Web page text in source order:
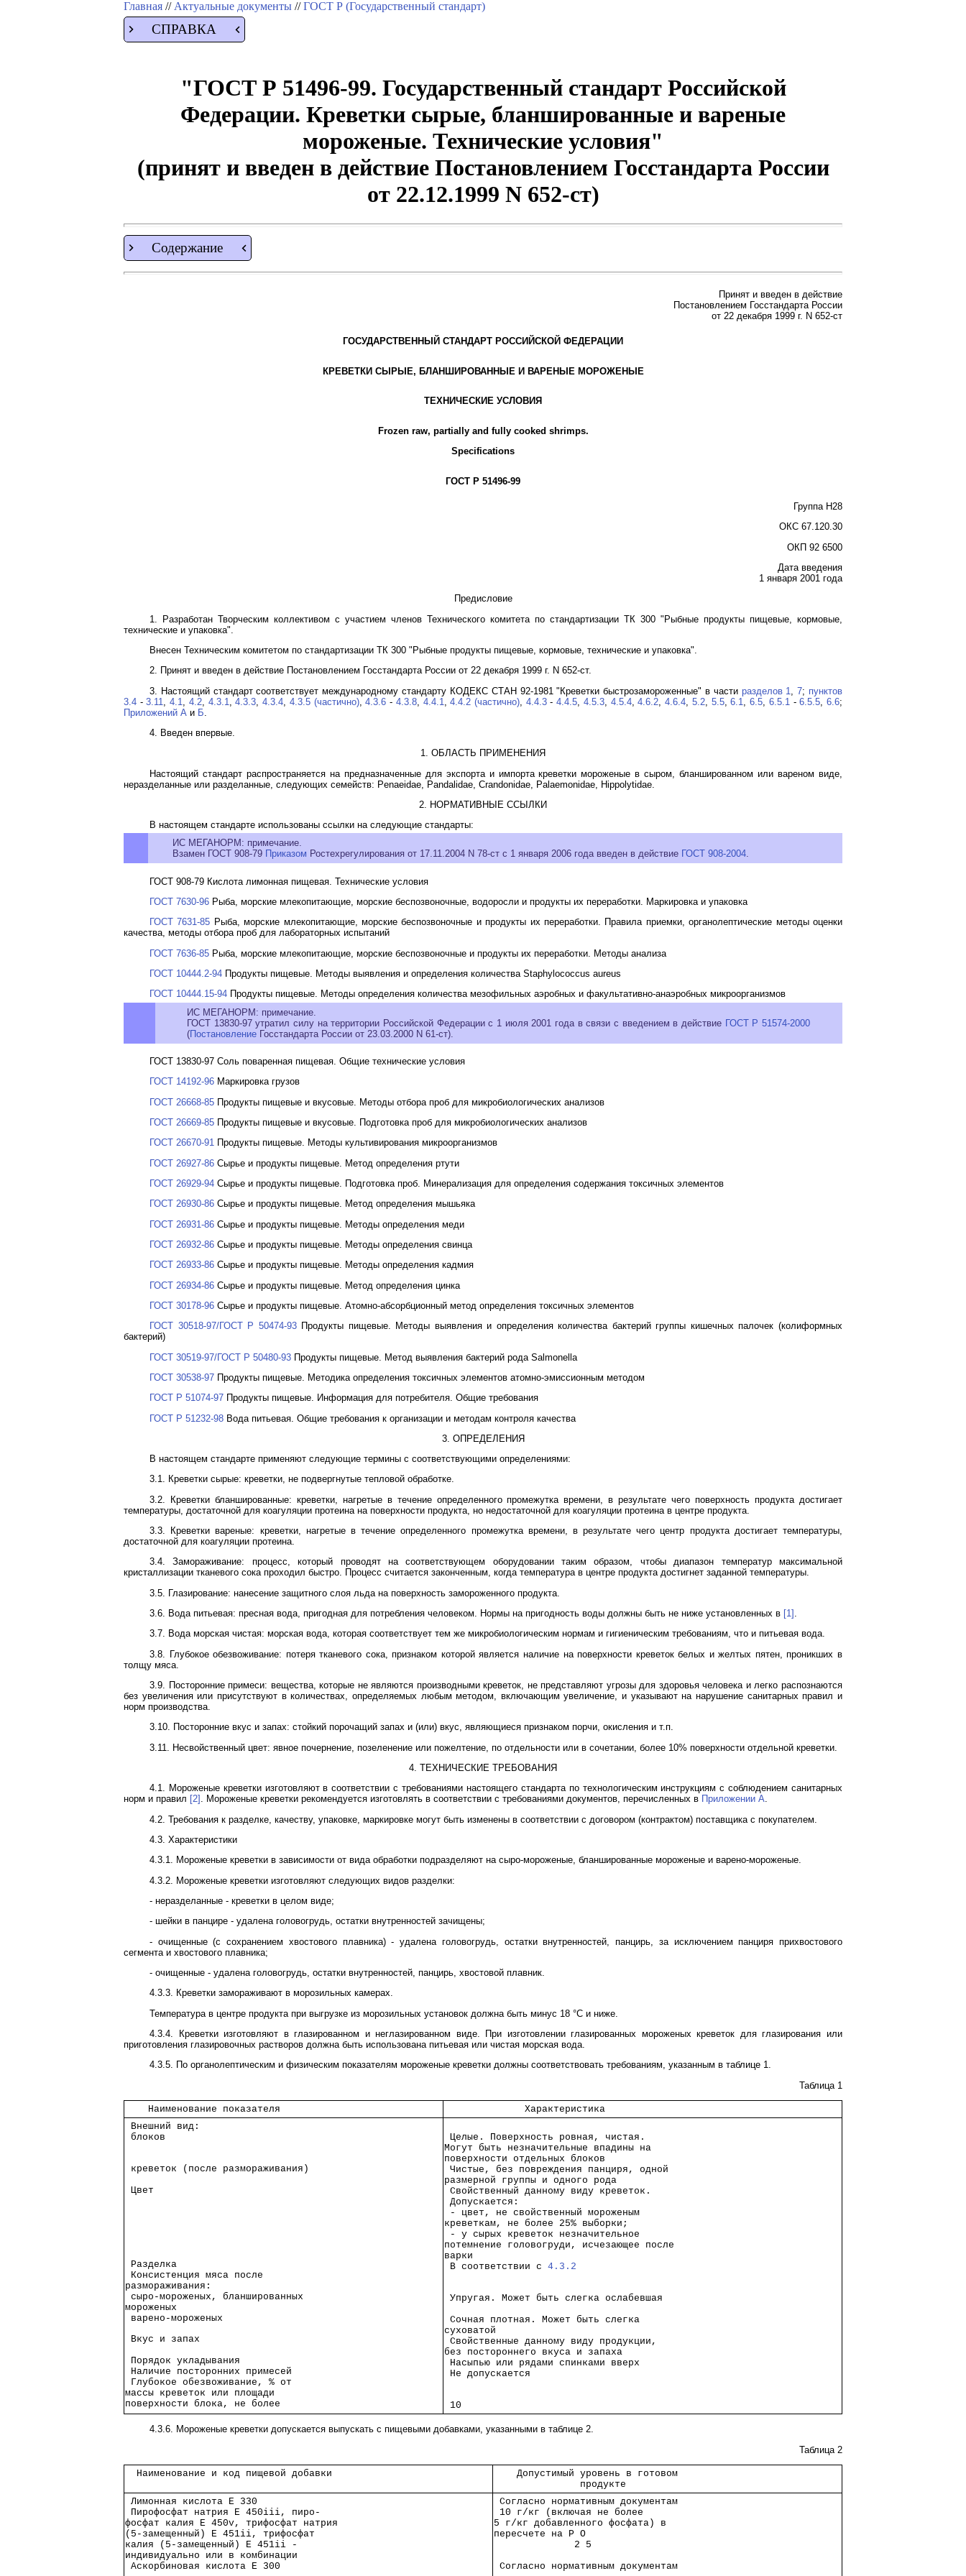
Главная // Актуальные документы //ГОСТ Р (Государственный стандарт)
СПРАВКА
"ГОСТ Р 51496-99. Государственный стандарт Российской
Федерации. Креветки сырые, бланшированные и вареные
мороженые. Технические условия"
(принят и введен в действие Постановлением Госстандарта России
от 22.12.1999 N 652-ст)
Содержание
Принят и введен в действие
Постановлением Госстандарта России
от 22 декабря 1999 г. N 652-ст
ГОСУДАРСТВЕННЫЙ СТАНДАРТ РОССИЙСКОЙ ФЕДЕРАЦИИ
КРЕВЕТКИ СЫРЫЕ, БЛАНШИРОВАННЫЕ И ВАРЕНЫЕ МОРОЖЕНЫЕ
ТЕХНИЧЕСКИЕ УСЛОВИЯ
Frozen raw, partially and fully cooked shrimps.
Specifications
ГОСТ Р 51496-99
Группа Н28
ОКС 67.120.30
ОКП 92 6500
Дата введения
1 января 2001 года
Предисловие
1. Разработан Творческим коллективом с участием членов Технического комитета по стандартизации ТК 300 "Рыбные продукты пищевые, кормовые,
технические и упаковка".
Внесен Техническим комитетом по стандартизации ТК 300 "Рыбные продукты пищевые, кормовые, технические и упаковка".
2. Принят и введен в действие Постановлением Госстандарта России от 22 декабря 1999 г. N 652-ст.
3. Настоящий стандарт соответствует международному стандарту КОДЕКС СТАН 92-1981 "Креветки быстрозамороженные" в части разделов 1 ,7; пунктов
3.4 -3.11 ,4.1 4.2, 4.3.1 ,4.3.3 ,4.3.4 4.3.5 (частично),4.3.6 - 4.3.8, 4.4.1 ,4.4.2 (частично) 4.4.3-4.4.5 4.5.3, 4.5.4,4.6.2 ,4.6.4 5.2, 5.5,6.1 ,6.5 6.5.1 -6.5.5 ,6.6;
Приложений А и Б
4. Введен впервые.
1. ОБЛАСТЬ ПРИМЕНЕНИЯ
Настоящий стандарт распространяется на предназначенные для экспорта и импорта креветки мороженые в сыром, бланшированном или вареном виде,
неразделанные или разделанные, следующих семейств: Penaeidae, Pandalidae, Crandonidae, Palaemonidae, Hippolytidae.
2. НОРМАТИВНЫЕ ССЫЛКИ
В настоящем стандарте использованы ссылки на следующие стандарты:
ИС МЕГАНОРМ: примечание.
Взамен ГОСТ 908-79 Приказом Ростехрегулирования от 17.11.2004 N 78-ст с 1 января 2006 года введен в действие ГОСТ 908-2004.
ГОСТ 908-79 Кислота лимонная пищевая. Технические условия
ГОСТ 7630-96 Рыба, морские млекопитающие, морские беспозвоночные, водоросли и продукты их переработки. Маркировка и упаковка
ГОСТ 7631-85 Рыба, морские млекопитающие, морские беспозвоночные и продукты их переработки. Правила приемки, органолептические методы оценки
качества, методы отбора проб для лабораторных испытаний
ГОСТ 7636-85 Рыба, морские млекопитающие, морские беспозвоночные и продукты их переработки. Методы анализа
ГОСТ 10444.2-94 Продукты пищевые. Методы выявления и определения количества Staphylococcus aureus
ГОСТ 10444.15-94 Продукты пищевые. Методы определения количества мезофильных аэробных и факультативно-анаэробных микроорганизмов
ИС МЕГАНОРМ: примечание.
ГОСТ 13830-97 утратил силу на территории Российской Федерации с 1 июля 2001 года в связи с введением в действие ГОСТ Р 51574-2000
(Постановление Госстандарта России от 23.03.2000 N 61-ст).
ГОСТ 13830-97 Соль поваренная пищевая. Общие технические условия
ГОСТ 14192-96 Маркировка грузов
ГОСТ 26668-85 Продукты пищевые и вкусовые. Методы отбора проб для микробиологических анализов
ГОСТ 26669-85 Продукты пищевые и вкусовые. Подготовка проб для микробиологических анализов
ГОСТ 26670-91 Продукты пищевые. Методы культивирования микроорганизмов
ГОСТ 26927-86 Сырье и продукты пищевые. Метод определения ртути
ГОСТ 26929-94 Сырье и продукты пищевые. Подготовка проб. Минерализация для определения содержания токсичных элементов
ГОСТ 26930-86 Сырье и продукты пищевые. Метод определения мышьяка
ГОСТ 26931-86 Сырье и продукты пищевые. Методы определения меди
ГОСТ 26932-86 Сырье и продукты пищевые. Методы определения свинца
ГОСТ 26933-86 Сырье и продукты пищевые. Методы определения кадмия
ГОСТ 26934-86 Сырье и продукты пищевые. Метод определения цинка
ГОСТ 30178-96 Сырье и продукты пищевые. Атомно-абсорбционный метод определения токсичных элементов
ГОСТ 30518-97/ГОСТ Р 50474-93Продукты пищевые. Методы выявления и определения количества бактерий группы кишечных палочек (колиформных
бактерий)
ГОСТ 30519-97/ГОСТ Р 50480-93 Продукты пищевые. Метод выявления бактерий рода Salmonella
ГОСТ 30538-97 Продукты пищевые. Методика определения токсичных элементов атомно-эмиссионным методом
ГОСТ Р 51074-97 Продукты пищевые. Информация для потребителя. Общие требования
ГОСТ Р 51232-98 Вода питьевая. Общие требования к организации и методам контроля качества
3. ОПРЕДЕЛЕНИЯ
В настоящем стандарте применяют следующие термины с соответствующими определениями:
3.1. Креветки сырые: креветки, не подвергнутые тепловой обработке.
3.2. Креветки бланшированные: креветки, нагретые в течение определенного промежутка времени, в результате чего поверхность продукта достигает
температуры, достаточной для коагуляции протеина на поверхности продукта, но недостаточной для коагуляции протеина в центре продукта.
3.3. Креветки вареные: креветки, нагретые в течение определенного промежутка времени, в результате чего центр продукта достигает температуры,
достаточной для коагуляции протеина.
3.4. Замораживание: процесс, который проводят на соответствующем оборудовании таким образом, чтобы диапазон температур максимальной
кристаллизации тканевого сока проходил быстро. Процесс считается законченным, когда температура в центре продукта достигнет заданной температуры.
3.5. Глазирование: нанесение защитного слоя льда на поверхность замороженного продукта.
3.6. Вода питьевая: пресная вода, пригодная для потребления человеком. Нормы на пригодность воды должны быть не ниже установленных в [1] .
3.7. Вода морская чистая: морская вода, которая соответствует тем же микробиологическим нормам и гигиеническим требованиям, что и питьевая вода.
3.8. Глубокое обезвоживание: потеря тканевого сока, признаком которой является наличие на поверхности креветок белых и желтых пятен, проникших в
толщу мяса.
3.9. Посторонние примеси: вещества, которые не являются производными креветок, не представляют угрозы для здоровья человека и легко распознаются
без увеличения или присутствуют в количествах, определяемых любым методом, включающим увеличение, и указывают на нарушение санитарных правил и
норм производства.
3.10. Посторонние вкус и запах: стойкий порочащий запах и (или) вкус, являющиеся признаком порчи, окисления и т.п.
3.11. Несвойственный цвет: явное почернение, позеленение или пожелтение, по отдельности или в сочетании, более 10% поверхности отдельной креветки.
4. ТЕХНИЧЕСКИЕ ТРЕБОВАНИЯ
4.1. Мороженые креветки изготовляют в соответствии с требованиями настоящего стандарта по технологическим инструкциям с соблюдением санитарных
норм и правил [2] . Мороженые креветки рекомендуется изготовлять в соответствии с требованиями документов, перечисленных в Приложении А.
4.2. Требования к разделке, качеству, упаковке, маркировке могут быть изменены в соответствии с договором (контрактом) поставщика с покупателем.
4.3. Характеристики
4.3.1. Мороженые креветки в зависимости от вида обработки подразделяют на сыро-мороженые, бланшированные мороженые и варено-мороженые.
4.3.2. Мороженые креветки изготовляют следующих видов разделки:
- неразделанные - креветки в целом виде;
- шейки в панцире - удалена головогрудь, остатки внутренностей зачищены;
- очищенные (с сохранением хвостового плавника) - удалена головогрудь, остатки внутренностей, панцирь, за исключением панциря прихвостового
сегмента и хвостового плавника;
- очищенные - удалена головогрудь, остатки внутренностей, панцирь, хвостовой плавник.
4.3.3. Креветки замораживают в морозильных камерах.
Температура в центре продукта при выгрузке из морозильных установок должна быть минус 18 °C и ниже.
4.3.4. Креветки изготовляют в глазированном и неглазированном виде. При изготовлении глазированных мороженых креветок для глазирования или
приготовления глазировочных растворов должна быть использована питьевая или чистая морская вода.
4.3.5. По органолептическим и физическим показателям мороженые креветки должны соответствовать требованиям, указанным в таблице 1.
Таблица 1
    Наименование показателя
              Характеристика
Внешний вид:
блоков
креветок (после размораживания)
Цвет
Разделка
Консистенция мяса после
размораживания:
сыро-мороженых, бланшированных
мороженых
варено-мороженых
Вкус и запах
Порядок укладывания
Наличие посторонних примесей
Глубокое обезвоживание, % от
массы креветок или площади
поверхности блока, не более
Целые. Поверхность ровная, чистая.
Могут быть незначительные впадины на
поверхности отдельных блоков
Чистые, без повреждения панциря, одной
размерной группы и одного рода
Свойственный данному виду креветок.
Допускается:
- цвет, не свойственный мороженым
креветкам, не более 25% выборки;
- у сырых креветок незначительное
потемнение головогруди, исчезающее после
варки
В соответствии с 4.3.2
Упругая. Может быть слегка ослабевшая
Сочная плотная. Может быть слегка
суховатой
Свойственные данному виду продукции,
без постороннего вкуса и запаха
Насыпью или рядами спинками вверх
Не допускается
10
4.3.6. Мороженые креветки допускается выпускать с пищевыми добавками, указанными в таблице 2.
Таблица 2
  Наименование и код пищевой добавки
    Допустимый уровень в готовом
               продукте
Лимонная кислота E 330
Пирофосфат натрия E 450iii, пиро-
фосфат калия E 450v, трифосфат натрия
(5-замещенный) E 451ii, трифосфат
калия (5-замещенный) E 451ii -
индивидуально или в комбинации
Аскорбиновая кислота E 300
Согласно нормативным документам
10 г/кг (включая не более
5 г/кг добавленного фосфата) в
пересчете на P O
              2 5
Согласно нормативным документам